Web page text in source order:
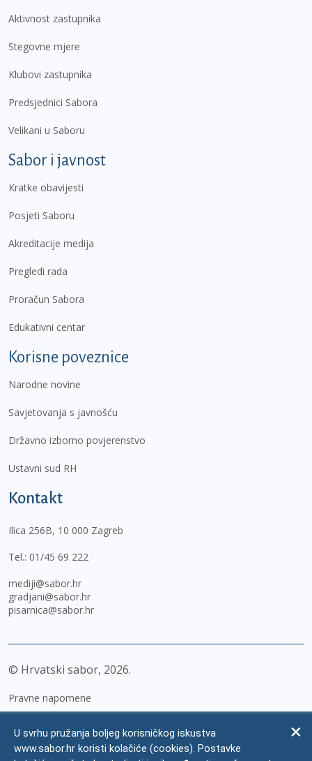
Aktivnost zastupnika
Stegovne mjere
Klubovi zastupnika
Predsjednici Sabora
Velikani u Saboru
Sabor i javnost
Kratke obavijesti
Posjeti Saboru
Akreditacije medija
Pregledi rada
Proračun Sabora
Edukativni centar
Korisne poveznice
Narodne novine
Savjetovanja s javnošću
Državno izborno povjerenstvo
Ustavni sud RH
Kontakt
Ilica 256B, 10 000 Zagreb
Tel.: 01/45 69 222
mediji@sabor.hr
gradjani@sabor.hr
pisarnica@sabor.hr
© Hrvatski sabor, 2026
Pravne napomene
Zaštita osobnih podataka
U svrhu pružanja boljeg korisničkog iskustva
www.sabor.hr koristi kolačiće (cookies). Postavke